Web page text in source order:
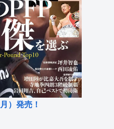
）発売！